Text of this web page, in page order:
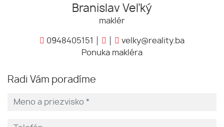
Branislav Veľký
maklér
0948405151
velky@reality.ba
Ponuka makléra
Radi Vám poradíme